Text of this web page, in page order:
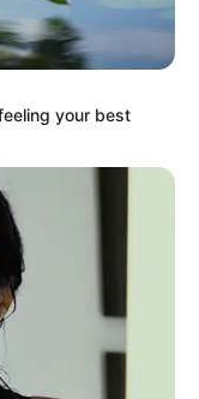
your best